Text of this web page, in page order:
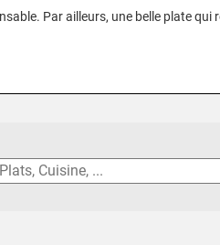
Par ailleurs, une belle plate qui